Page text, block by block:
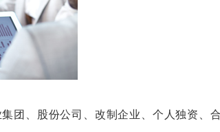
、股份公司、改制企业、个人独资、合